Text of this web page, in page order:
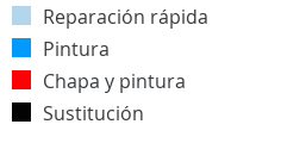
Reparación rápida
Pintura
Chapa y pintura
Sustitución